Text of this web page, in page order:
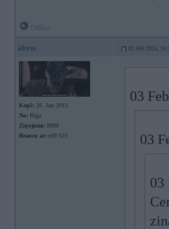
abyss 03. Feb 2025,
Kopš: 26. Jun 2013
No: Rīga
Ziņojumi: 8909
Braucu ar: e39 523
03
03
03